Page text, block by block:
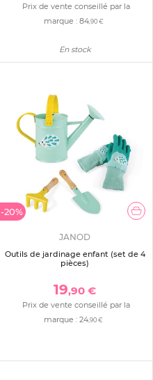
Prix de vente conseillé par la
marque : 84,90 €
En stock
-20%
JANOD
Outils de jardinage enfant (set de 4
pièces)
19,90 €
Prix de vente conseillé par la
marque :24 ,90 €